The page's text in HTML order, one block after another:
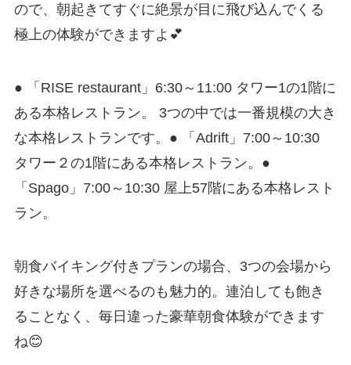
ので、朝起きてすぐに絶景が目に飛び込んでくる
極上の体験ができますよ💕
● 「RISE restaurant」6:30～11:00 タワー1の1階に
ある本格レストラン。 3つの中では一番規模の大き
な本格レストランです。● 「Adrift」7:00～10:30
タワー２の1階にある本格レストラン。●
「Spago」7:00～10:30 屋上57階にある本格レスト
ラン。
朝食バイキング付きプランの場合、3つの会場から
好きな場所を選べるのも魅力的。連泊しても飽き
ることなく、毎日違った豪華朝食体験ができます
ね😊